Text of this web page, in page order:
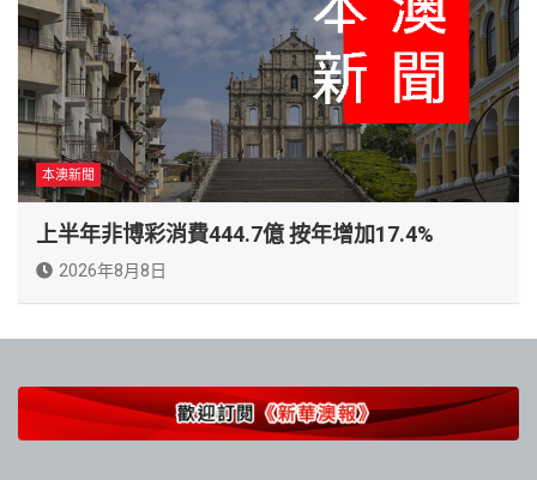
本澳新聞
上半年非博彩消費444.7億 按年增加17.4%
2026年8月8日